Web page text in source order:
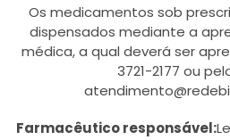
Os medicamentos sob
dispensados mediante a
médica, a qual deverá ser
3721-2177 ou
Farmacêutico responsável: